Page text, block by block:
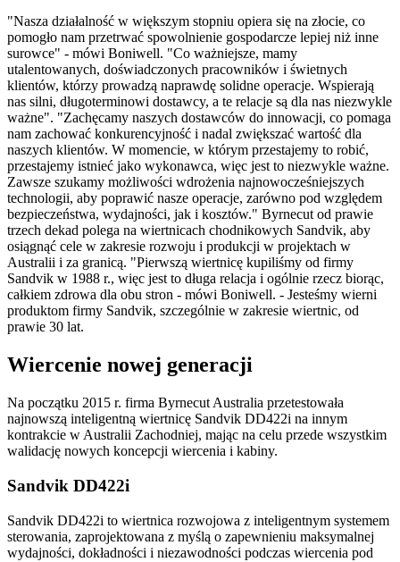
"Nasza działalność w większym stopniu opiera się na złocie, co
pomogło nam przetrwać spowolnienie gospodarcze lepiej niż inne
surowce" - mówi Boniwell. "Co ważniejsze, mamy
utalentowanych, doświadczonych pracowników i świetnych
klientów, którzy prowadzą naprawdę solidne operacje. Wspierają
nas silni, długoterminowi dostawcy, a te relacje są dla nas niezwykle
ważne". "Zachęcamy naszych dostawców do innowacji, co pomaga
nam zachować konkurencyjność i nadal zwiększać wartość dla
naszych klientów. W momencie, w którym przestajemy to robić,
przestajemy istnieć jako wykonawca, więc jest to niezwykle ważne.
Zawsze szukamy możliwości wdrożenia najnowocześniejszych
technologii, aby poprawić nasze operacje, zarówno pod względem
bezpieczeństwa, wydajności, jak i kosztów." Byrnecut od prawie
trzech dekad polega na wiertnicach chodnikowych Sandvik, aby
osiągnąć cele w zakresie rozwoju i produkcji w projektach w
Australii i za granicą. "Pierwszą wiertnicę kupiliśmy od firmy
Sandvik w 1988 r., więc jest to długa relacja i ogólnie rzecz biorąc,
całkiem zdrowa dla obu stron - mówi Boniwell. - Jesteśmy wierni
produktom firmy Sandvik, szczególnie w zakresie wiertnic, od
prawie 30 lat.
Wiercenie nowej generacji
Na początku 2015 r. firma Byrnecut Australia przetestowała
najnowszą inteligentną wiertnicę Sandvik DD422i na innym
kontrakcie w Australii Zachodniej, mając na celu przede wszystkim
walidację nowych koncepcji wiercenia i kabiny.
Sandvik DD422i
Sandvik DD422i to wiertnica rozwojowa z inteligentnym systemem
sterowania, zaprojektowana z myślą o zapewnieniu maksymalnej
wydajności, dokładności i niezawodności podczas wiercenia pod